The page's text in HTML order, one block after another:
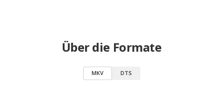
Über die Formate
MKV DTS